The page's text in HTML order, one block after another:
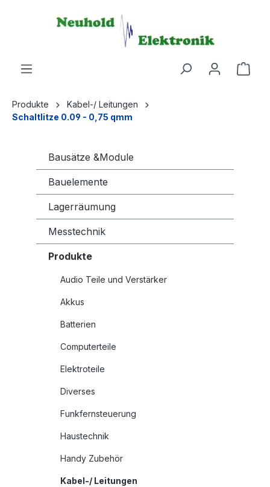
Produkte
Kabel-/ Leitungen
Schaltlitze 0.09 - 0,75 qmm
Bausätze &Module
Bauelemente
Lagerräumung
Messtechnik
Produkte
Audio Teile und Verstärker
Akkus
Batterien
Computerteile
Elektroteile
Diverses
Funkfernsteuerung
Haustechnik
Handy Zubehör
Kabel-/ Leitungen